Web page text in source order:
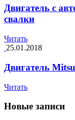
Двигатель с
свалки
Читать
25.01.2018
Двигатель
Читать
Новые записи